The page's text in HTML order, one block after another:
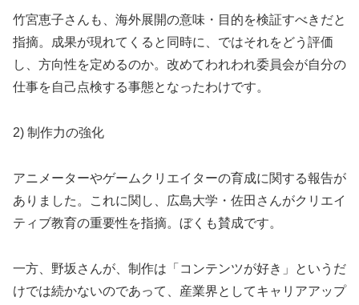
竹宮恵子さんも、海外展開の意味・目的を検証すべきだと
指摘。成果が現れてくると同時に、ではそれをどう評価
し、方向性を定めるのか。改めてわれわれ委員会が自分の
仕事を自己点検する事態となったわけです。
2) 制作力の強化
アニメーターやゲームクリエイターの育成に関する報告が
ありました。これに関し、広島大学・佐田さんがクリエイ
ティブ教育の重要性を指摘。ぼくも賛成です。
一方、野坂さんが、制作は「コンテンツが好き」というだ
けでは続かないのであって、産業界としてキャリアアップ